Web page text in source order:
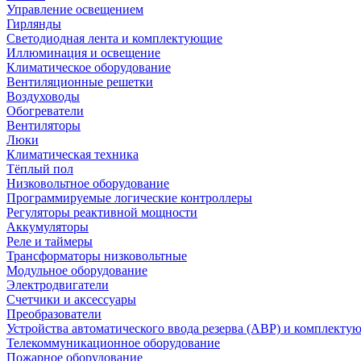
Управление освещением
Гирлянды
Светодиодная лента и комплектующие
Иллюминация и освещение
Климатическое оборудование
Вентиляционные решетки
Воздуховоды
Обогреватели
Вентиляторы
Люки
Климатическая техника
Тёплый пол
Низковольтное оборудование
Программируемые логические контроллеры
Регуляторы реактивной мощности
Аккумуляторы
Реле и таймеры
Трансформаторы низковольтные
Модульное оборудование
Электродвигатели
Счетчики и аксессуары
Преобразователи
Устройства автоматического ввода резерва (АВР) и
Телекоммуникационное оборудование
Пожарное оборудование